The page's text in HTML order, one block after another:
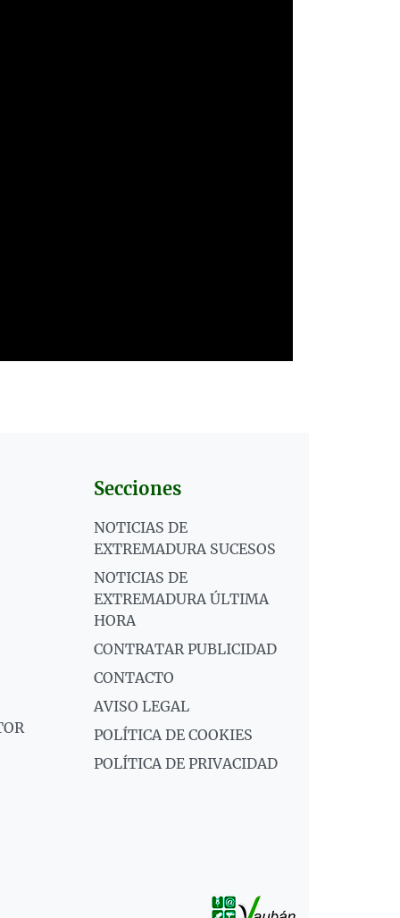
Secciones
NOTICIAS DE
EXTREMADURA SUCESOS
NOTICIAS DE
EXTREMADURA ÚLTIMA
HORA
CONTRATAR PUBLICIDAD
CONTACTO
AVISO LEGAL
POLÍTICA DE COOKIES
POLÍTICA DE PRIVACIDAD